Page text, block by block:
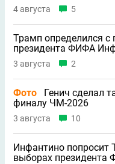
4 августа 5
Трамп определился с
президента ФИФА
3 августа 2
Фото
Генич сделал
финалу ЧМ-2026
3 августа 10
Инфантино попросит
выборах президента